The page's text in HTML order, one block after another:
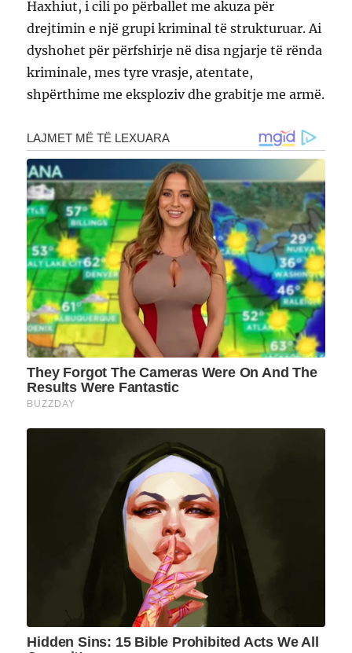
Haxhiut, i cili po përballet me akuza për
drejtimin e një grupi kriminal të strukturuar. Ai
dyshohet për përfshirje në disa ngjarje të rënda
kriminale, mes tyre vrasje, atentate,
shpërthime me eksploziv dhe grabitje me armë.